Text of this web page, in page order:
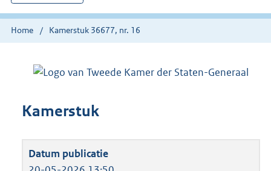
hier:
Home Kamerstuk 36677, nr. 16
Kamerstuk